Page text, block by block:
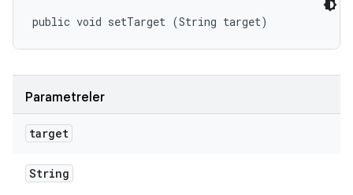
public void setTarget (String target)
Parametreler
target
String